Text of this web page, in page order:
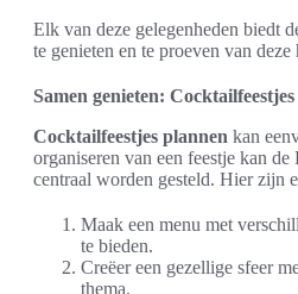
Elk van deze gelegenheden biedt
te genieten en te proeven van
Samen genieten:
Cocktailfeestjes plannen kan
organiseren van een feestje kan
centraal worden gesteld. Hier zijn
Maak een menu met
te bieden.
Creëer een gezellige sfeer
thema.